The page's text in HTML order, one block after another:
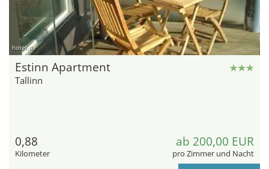
hotel.de
Estinn Apartment
Tallinn
0,88
Kilometer
ab 200,00 EUR
pro Zimmer und Nacht